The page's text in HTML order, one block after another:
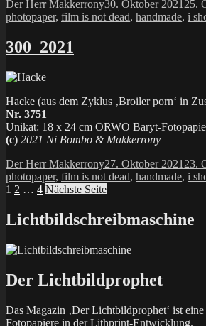
Autor
Der Herr MakkerronyVeröffentlicht
am
30. Oktober 2021 25.
photopaper, film is not dead, handmade, i
300_2021
Hacke (aus dem Zyklus ‚Broiler porn‘ in
Nr. 3751
Unikat: 18 x 24 cm ORWO Baryt-
(c) 2021 Ni Bombo & Makkerrony
Autor
Der Herr MakkerronyVeröffentlicht
am
27. Oktober 2021 23.
photopaper, film is not dead, handmade, i
Seitennummerierung
der
Beiträge
Seite
1 Seite
2 … Seite
4 Nächste Seite
Lichtbildschreibmaschine
Der Lichtbildprophet
Das Magazin ‚Der Lichtbildprophet‘ ist
Fotopapiere in der Lithprint-Entwicklung.